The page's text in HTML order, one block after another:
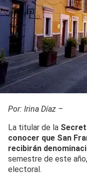
Por: Irina Díaz –
La titular de la
conocer que San
recibirán
semestre de este
electoral.